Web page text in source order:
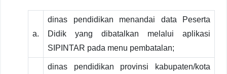
a.
dinas pendidikan menandai data Peserta
Didik yang dibatalkan melalui aplikasi
SIPINTAR pada menu pembatalan;
dinas pendidikan provinsi kabupaten/kota